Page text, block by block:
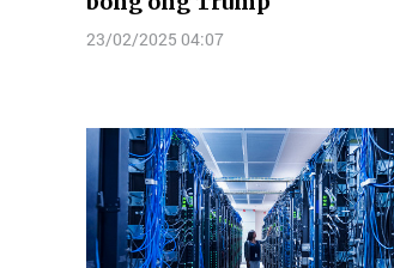
23/02/2025 04:07